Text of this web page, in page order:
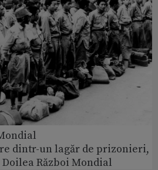
dintr-un lagăr de prizonieri,
Război Mondial